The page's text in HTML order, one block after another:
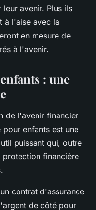
avenir. Plus ils
à l'aise avec la
en mesure de
à l'avenir.
: une
de l'avenir financier
enfants est une
puissant qui, outre
protection financière
contrat d'assurance
de côté pour